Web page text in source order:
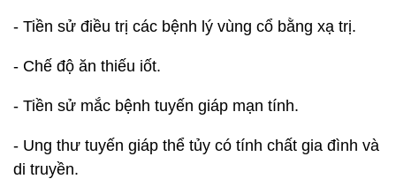
- Tiền sử điều trị các bệnh lý vùng cổ bằng xạ trị.
- Chế độ ăn thiếu iốt.
- Tiền sử mắc bệnh tuyến giáp mạn tính.
- Ung thư tuyến giáp thể tủy có tính chất gia đình và
di truyền.